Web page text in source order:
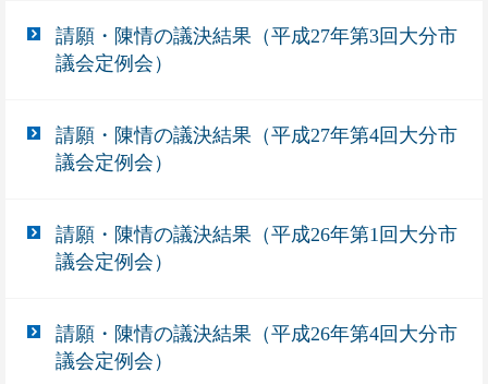
請願・陳情の議決結果（平成27年第3回大分市
議会定例会）
請願・陳情の議決結果（平成27年第4回大分市
議会定例会）
請願・陳情の議決結果（平成26年第1回大分市
議会定例会）
請願・陳情の議決結果（平成26年第4回大分市
議会定例会）